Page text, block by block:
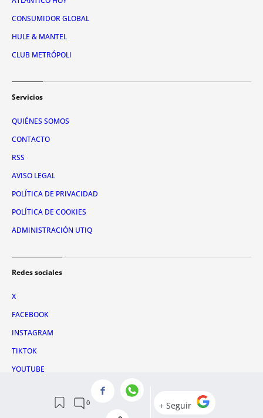
CONSUMIDOR GLOBAL
HULE & MANTEL
CLUB METRÓPOLI
Servicios
QUIÉNES SOMOS
CONTACTO
RSS
AVISO LEGAL
POLÍTICA DE PRIVACIDAD
POLÍTICA DE COOKIES
ADMINISTRACIÓN UTIQ
Redes sociales
X
FACEBOOK
INSTAGRAM
TIKTOK
YOUTUBE